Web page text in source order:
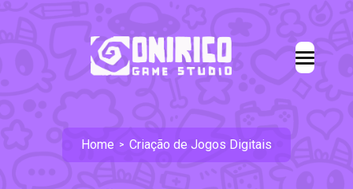
Home > Criação de Jogos Digitais